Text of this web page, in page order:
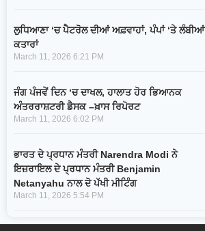
ਲੁਧਿਆਣਾ ‘ਚ ਪੈਟਰੋਲ ਦੀਆਂ ਅਫ਼ਵਾਹਾਂ, ਪੰਪਾਂ ‘ਤੇ ਲੰਬੀਆਂ
ਕਤਾਰਾਂ
March 11, 2026 6:21 PM
ਜੰਗ ਪੰਜਵੇਂ ਦਿਨ ‘ਚ ਦਾਖਲ, ਹਾਲਾਤ ਹੋਰ ਭਿਆਨਕ
ਅੰਤਰਰਾਸ਼ਟਰੀ ਡੈਸਕ –ਖ਼ਾਸ ਰਿਪੋਰਟ
March 11, 2026 6:02 PM
ਭਾਰਤ ਦੇ ਪ੍ਰਧਾਨ ਮੰਤਰੀ Narendra Modi ਨੇ
ਇਜ਼ਰਾਇਲ ਦੇ ਪ੍ਰਧਾਨ ਮੰਤਰੀ Benjamin
Netanyahu ਨਾਲ ਦੋ ਪੱਖੀ ਮੀਟਿੰਗ
March 11, 2026 5:54 PM